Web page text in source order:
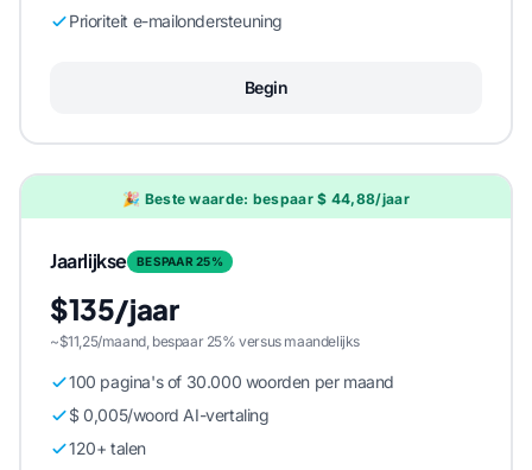
Prioriteit e-mailondersteuning
Begin
🎉 Beste waarde: bespaar $ 44,88/jaar
Jaarlijkse BESPAAR 25%
$135/jaar
~$11,25/maand, bespaar 25% versus maandelijks
100 pagina's of 30.000 woorden per maand
$ 0,005/woord AI-vertaling
120+ talen